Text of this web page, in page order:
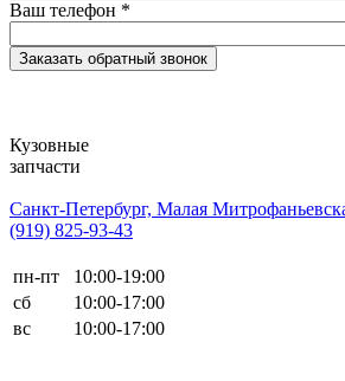
Ваш телефон *
Кузовные
запчасти
Санкт-Петербург, Малая
(919) 825-93-43
пн-пт
10:00-19:00
сб
10:00-17:00
вс
10:00-17:00